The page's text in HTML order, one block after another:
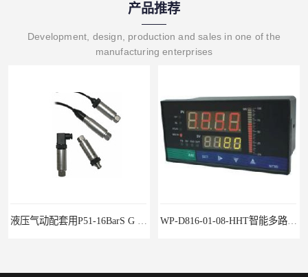
产品推荐
Development, design, production and sales in one of the
manufacturing enterprises